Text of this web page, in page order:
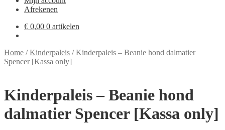
Afrekenen
€ 0,00 0 artikelen
Home /Kinderpaleis /Kinderpaleis – Beanie hond dalmatier
Spencer [Kassa only]
Kinderpaleis – Beanie hond
dalmatier Spencer [Kassa only]